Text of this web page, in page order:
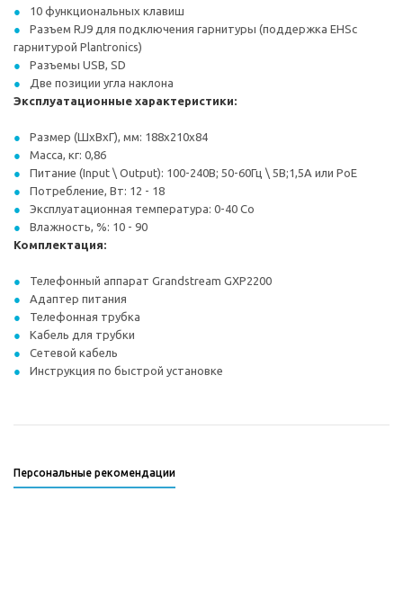
10 функциональных клавиш
Разъем RJ9 для подключения гарнитуры (поддержка EHSс
гарнитурой Plantronics)
Разъемы USB, SD
Две позиции угла наклона
Эксплуатационные характеристики:
Размер (ШxВxГ), мм: 188x210x84
Масса, кг: 0,86
Питание (Input \ Output): 100-240В; 50-60Гц \ 5В;1,5А или PoE
Потребление, Вт: 12 - 18
Эксплуатационная температура: 0-40 Co
Влажность, %: 10 - 90
Комплектация:
Телефонный аппарат Grandstream GXP2200
Адаптер питания
Телефонная трубка
Кабель для трубки
Сетевой кабель
Инструкция по быстрой установке
Персональные рекомендации